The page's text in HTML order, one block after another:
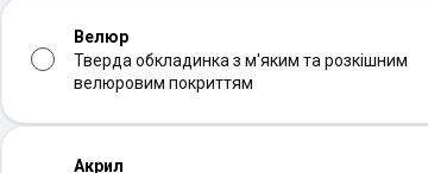
Велюр
Тверда обкладинка з м'яким та розкішним
велюровим покриттям
Акрил